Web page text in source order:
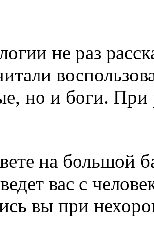
не раз
но и боги. При
на большой
вас с
вы при